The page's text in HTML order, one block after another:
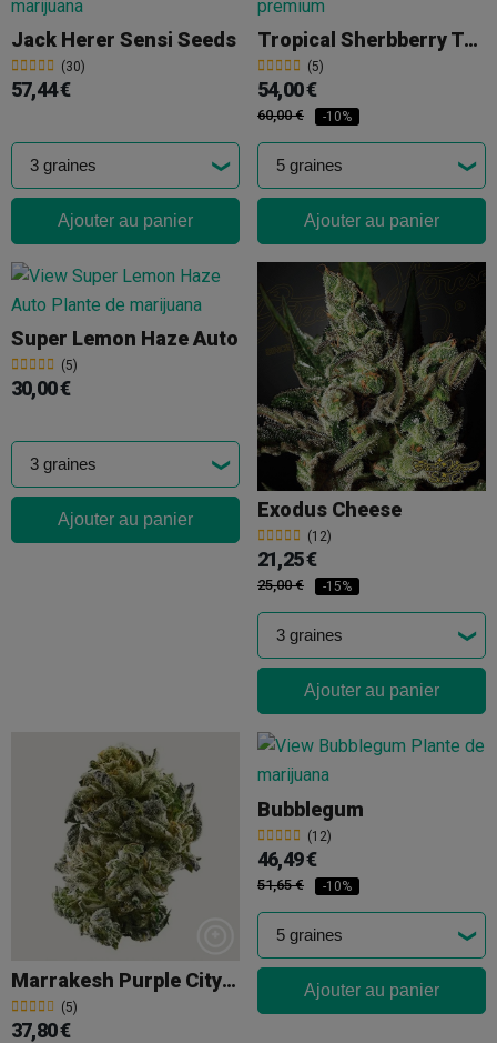
Jack Herer Sensi Seeds
(30)
57,44 €
Ajouter au panier
Tropical Sherbberry Triploid
(5)
54,00 €
60,00 € -10%
Ajouter au panier
Super Lemon Haze Auto
(5)
30,00 €
Ajouter au panier Exodus Cheese
(12)
21,25 €
25,00 € -15%
Ajouter au panier
Marrakesh Purple City Genetics
(5)
37,80 €
Bubblegum
(12)
46,49 €
51,65 € -10%
Ajouter au panier